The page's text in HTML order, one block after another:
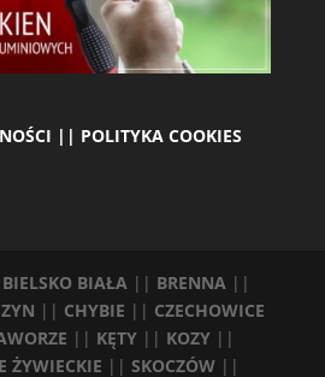
|| POLITYKA COOKIES
BIELSKO BIAŁA || BRENNA||
|| CHYBIE || CZECHOWICE
|| KĘTY || KOZY ||
ŻYWIECKIE || SKOCZÓW ||